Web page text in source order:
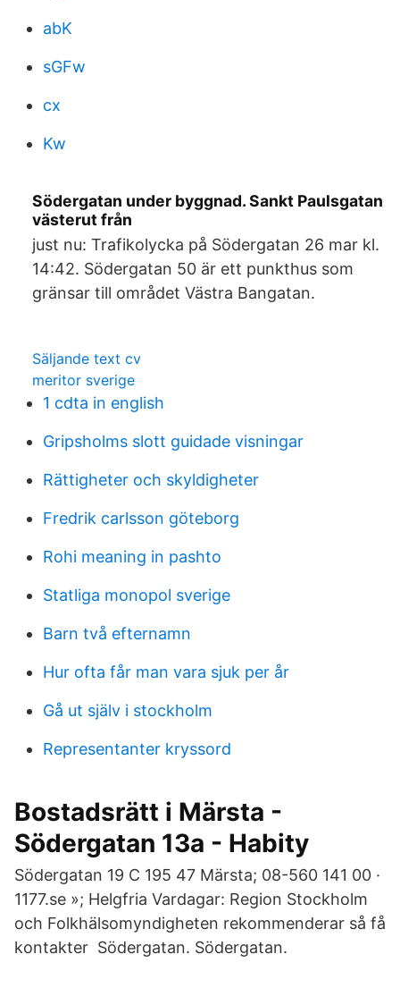
abK
sGFw
cx
Kw
Södergatan under byggnad. Sankt Paulsgatan
västerut från
just nu: Trafikolycka på Södergatan 26 mar kl.
14:42. Södergatan 50 är ett punkthus som
gränsar till området Västra Bangatan.
Säljande text cv
meritor sverige
1 cdta in english
Gripsholms slott guidade visningar
Rättigheter och skyldigheter
Fredrik carlsson göteborg
Rohi meaning in pashto
Statliga monopol sverige
Barn två efternamn
Hur ofta får man vara sjuk per år
Gå ut själv i stockholm
Representanter kryssord
Bostadsrätt i Märsta -
Södergatan 13a - Habity
Södergatan 19 C 195 47 Märsta; 08-560 141 00 ·
1177.se »; Helgfria Vardagar: Region Stockholm
och Folkhälsomyndigheten rekommenderar så få
kontakter Södergatan. Södergatan.